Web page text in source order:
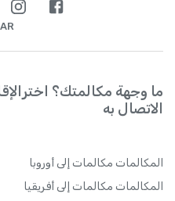
AR
ما وجهة مكالمتك؟
الاتصال به
المكالمات مكالمات إلى أوروبا
المكالمات مكالمات إلى أفريقيا